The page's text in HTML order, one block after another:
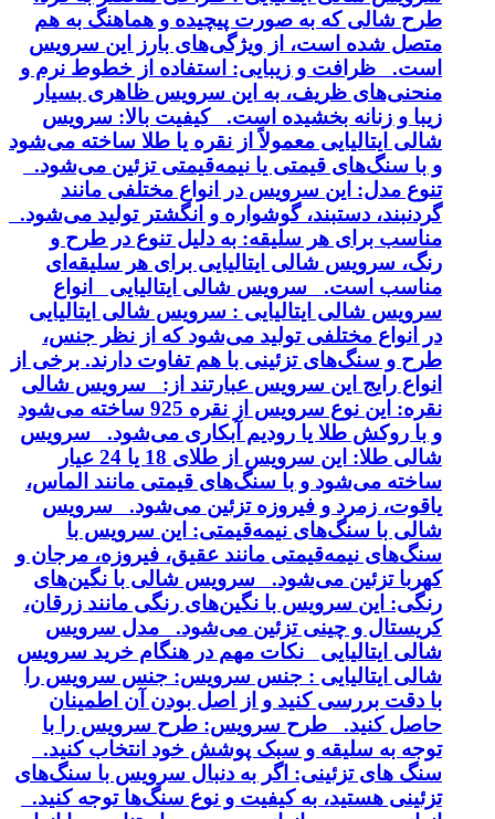
طرح شالی که به صورت پیچیده و هماهنگ به هم
متصل شده است، از ویژگی‌های بارز این سرویس
است. ظرافت و زیبایی: استفاده از خطوط نرم و
منحنی‌های ظریف، به این سرویس ظاهری بسیار
زیبا و زنانه بخشیده است. کیفیت بالا: سرویس
شالی ایتالیایی معمولاً از نقره یا طلا ساخته می‌شود
و با سنگ‌های قیمتی یا نیمه‌قیمتی تزئین می‌شود.
تنوع مدل: این سرویس در انواع مختلفی مانند
گردنبند، دستبند، گوشواره و انگشتر تولید می‌شود.
مناسب برای هر سلیقه: به دلیل تنوع در طرح و
رنگ، سرویس شالی ایتالیایی برای هر سلیقه‌ای
مناسب است. سرویس شالی ایتالیایی انواع
سرویس شالی ایتالیایی : سرویس شالی ایتالیایی
در انواع مختلفی تولید می‌شود که از نظر جنس،
طرح و سنگ‌های تزئینی با هم تفاوت دارند. برخی از
انواع رایج این سرویس عبارتند از: سرویس شالی
نقره: این نوع سرویس از نقره 925 ساخته می‌شود
و با روکش طلا یا رودیم آبکاری می‌شود. سرویس
شالی طلا: این سرویس از طلای 18 یا 24 عیار
ساخته می‌شود و با سنگ‌های قیمتی مانند الماس،
یاقوت، زمرد و فیروزه تزئین می‌شود. سرویس
شالی با سنگ‌های نیمه‌قیمتی: این سرویس با
سنگ‌های نیمه‌قیمتی مانند عقیق، فیروزه، مرجان و
کهربا تزئین می‌شود. سرویس شالی با نگین‌های
رنگی: این سرویس با نگین‌های رنگی مانند زرقان،
کریستال و چینی تزئین می‌شود. مدل سرویس
شالی ایتالیایی نکات مهم در هنگام خرید سرویس
شالی ایتالیایی : جنس سرویس: جنس سرویس را
با دقت بررسی کنید و از اصل بودن آن اطمینان
حاصل کنید. طرح سرویس: طرح سرویس را با
توجه به سلیقه و سبک پوشش خود انتخاب کنید.
سنگ های تزئینی: اگر به دنبال سرویس با سنگ‌های
تزئینی هستید، به کیفیت و نوع سنگ‌ها توجه کنید.